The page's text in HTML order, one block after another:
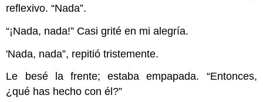
reflexivo. “Nada”.
“¡Nada, nada!” Casi grité en mi alegría.
'Nada, nada”, repitió tristemente.
Le besé la frente; estaba empapada. “Entonces,
¿qué has hecho con él?”